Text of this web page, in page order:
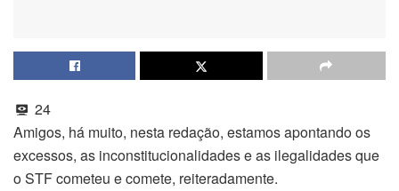
24
Amigos, há muito, nesta redação, estamos apontando os
excessos, as inconstitucionalidades e as ilegalidades que
o STF cometeu e comete, reiteradamente.